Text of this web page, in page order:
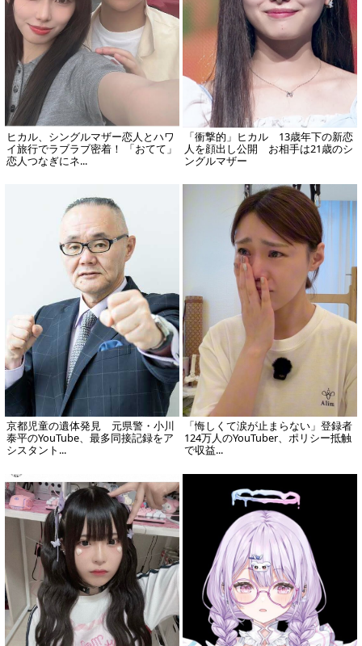
ヒカル、シングルマザー恋人とハワ
イ旅行でラブラブ密着！ 「おてて」
恋人つなぎにネ...
「衝撃的」ヒカル 13歳年下の新恋
人を顔出し公開 お相手は21歳のシ
ングルマザー
京都児童の遺体発見 元県警・小川
泰平のYouTube、最多同接記録をア
シスタント...
「悔しくて涙が止まらない」登録者
124万人のYouTuber、ポリシー抵触
で収益...